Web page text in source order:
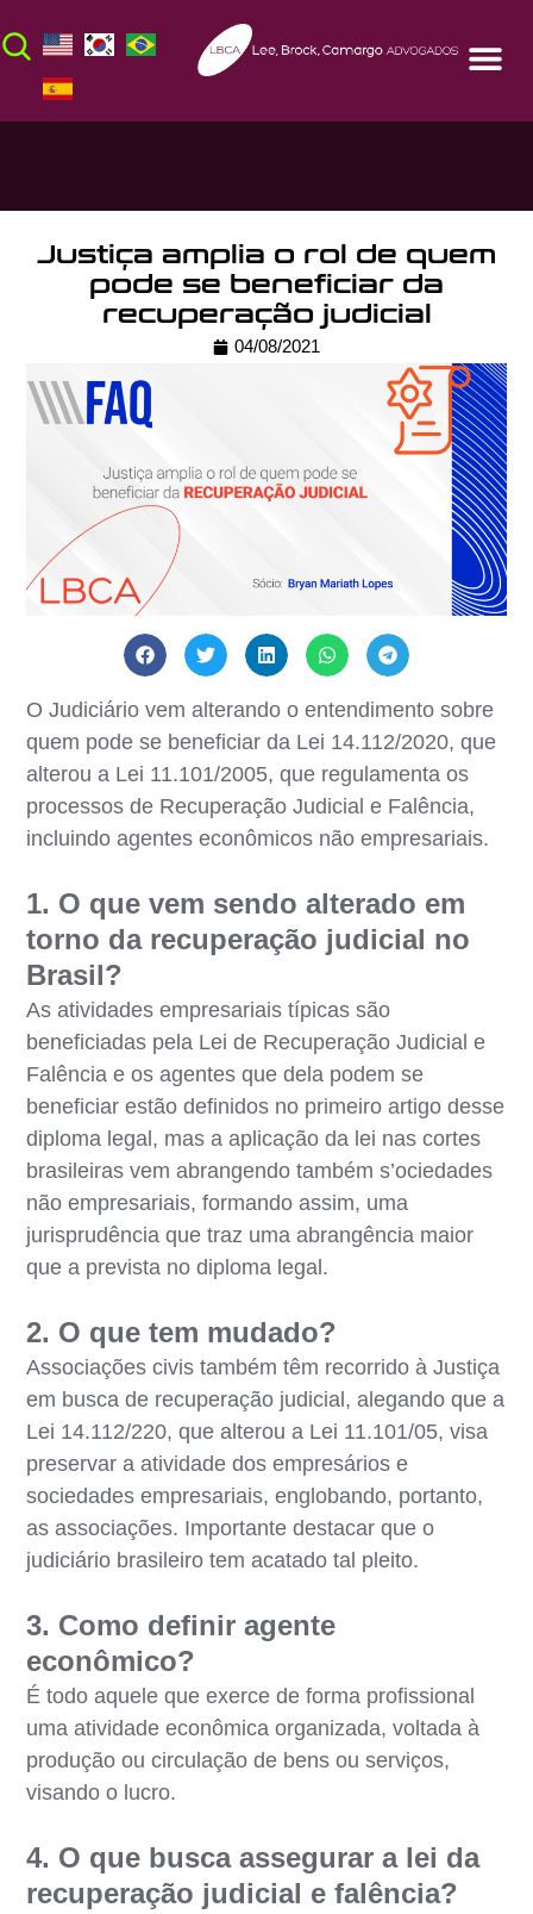
Justiça amplia o rol de quem
pode se beneficiar da
recuperação judicial
04/08/2021
O Judiciário vem alterando o entendimento sobre
quem pode se beneficiar da Lei 14.112/2020, que
alterou a Lei 11.101/2005, que regulamenta os
processos de Recuperação Judicial e Falência,
incluindo agentes econômicos não empresariais.
1. O que vem sendo alterado em
torno da recuperação judicial no
Brasil?
As atividades empresariais típicas são
beneficiadas pela Lei de Recuperação Judicial e
Falência e os agentes que dela podem se
beneficiar estão definidos no primeiro artigo desse
diploma legal, mas a aplicação da lei nas cortes
brasileiras vem abrangendo também s’ociedades
não empresariais, formando assim, uma
jurisprudência que traz uma abrangência maior
que a prevista no diploma legal.
2. O que tem mudado?
Associações civis também têm recorrido à Justiça
em busca de recuperação judicial, alegando que a
Lei 14.112/220, que alterou a Lei 11.101/05, visa
preservar a atividade dos empresários e
sociedades empresariais, englobando, portanto,
as associações. Importante destacar que o
judiciário brasileiro tem acatado tal pleito.
3. Como definir agente
econômico?
É todo aquele que exerce de forma profissional
uma atividade econômica organizada, voltada à
produção ou circulação de bens ou serviços,
visando o lucro.
4. O que busca assegurar a lei da
recuperação judicial e falência?